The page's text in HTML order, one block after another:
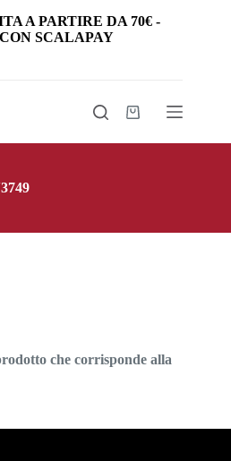
A PARTIRE DA 70€ -
SCALAPAY
Carrello
che corrisponde alla